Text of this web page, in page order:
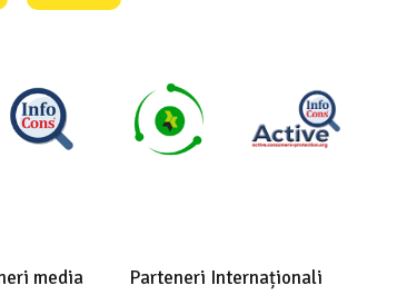
media Parteneri Internaționali